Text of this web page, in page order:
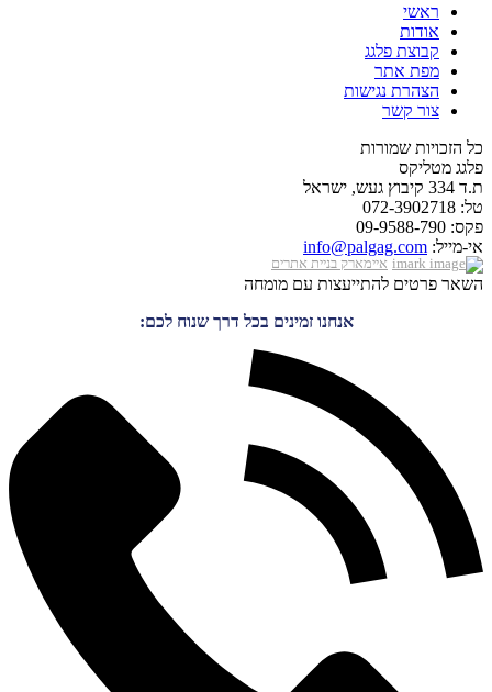
ראשי
אודות
קבוצת פלגג
מפת אתר
הצהרת נגישות
צור קשר
כל הזכויות שמורות
פלגג מטליקס
ת.ד 334 קיבוץ געש, ישראל
טל: 072-3902718
פקס: 09-9588-790
אי-מייל: info@palgag.com
איימארק בניית אתרים
השאר פרטים להתייעצות עם מומחה
אנחנו זמינים בכל דרך שנוח לכם: